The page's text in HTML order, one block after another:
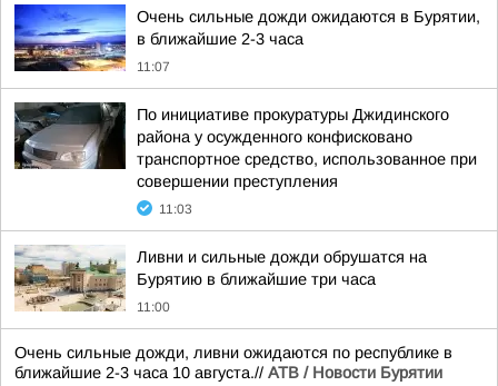
Очень сильные дожди ожидаются в Бурятии,
в ближайшие 2-3 часа
11:07
По инициативе прокуратуры Джидинского
района у осужденного конфисковано
транспортное средство, использованное при
совершении преступления
11:03
Ливни и сильные дожди обрушатся на
Бурятию в ближайшие три часа
11:00
Очень сильные дожди, ливни ожидаются по республике в
ближайшие 2-3 часа 10 августа.// АТВ / Новости Бурятии